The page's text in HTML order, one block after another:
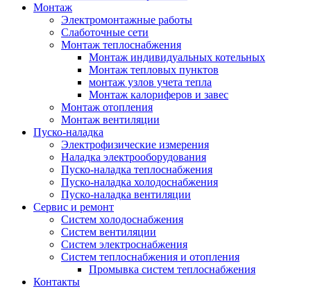
Монтаж
Электромонтажные работы
Слаботочные сети
Монтаж теплоснабжения
Монтаж индивидуальных котельных
Монтаж тепловых пунктов
монтаж узлов учета тепла
Монтаж калориферов и завес
Монтаж отопления
Монтаж вентиляции
Пуско-наладка
Электрофизические измерения
Наладка электрооборудования
Пуско-наладка теплоснабжения
Пуско-наладка холодоснабжения
Пуско-наладка вентиляции
Сервис и ремонт
Систем холодоснабжения
Систем вентиляции
Систем электроснабжения
Систем теплоснабжения и отопления
Промывка систем теплоснабжения
Контакты